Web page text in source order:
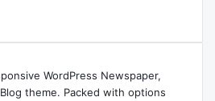
WordPress Newspaper,
theme. Packed with options